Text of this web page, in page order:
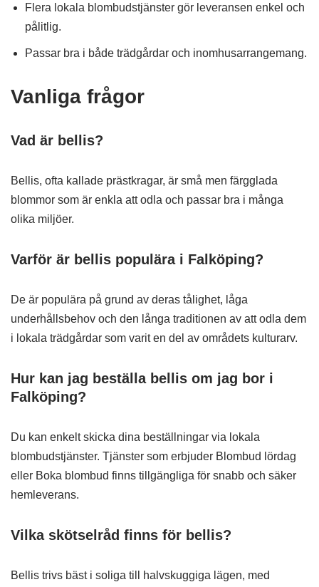
Flera lokala blombudstjänster gör leveransen enkel och
pålitlig.
Passar bra i både trädgårdar och inomhusarrangemang.
Vanliga frågor
Vad är bellis?
Bellis, ofta kallade prästkragar, är små men färgglada
blommor som är enkla att odla och passar bra i många
olika miljöer.
Varför är bellis populära i Falköping?
De är populära på grund av deras tålighet, låga
underhållsbehov och den långa traditionen av att odla dem
i lokala trädgårdar som varit en del av områdets kulturarv.
Hur kan jag beställa bellis om jag bor i
Falköping?
Du kan enkelt skicka dina beställningar via lokala
blombudstjänster. Tjänster som erbjuder Blombud lördag
eller Boka blombud finns tillgängliga för snabb och säker
hemleverans.
Vilka skötselråd finns för bellis?
Bellis trivs bäst i soliga till halvskuggiga lägen, med